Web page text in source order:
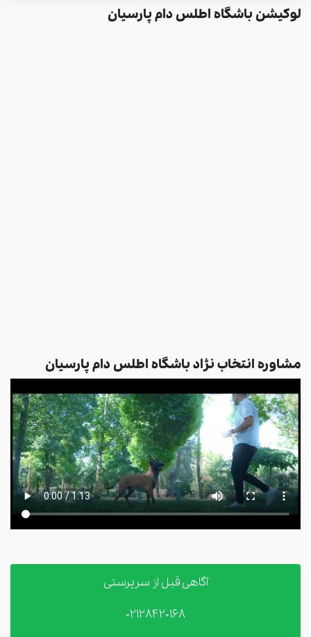
لوکیشن باشگاه اطلس دام پارسیان
مشاوره انتخاب نژاد باشگاه اطلس دام پارسیان
آگاهی قبل از سرپرستی
02128420168